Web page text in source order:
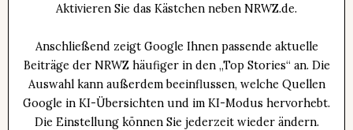
Aktivieren Sie das Kästchen neben NRWZ.de.
Anschließend zeigt Google Ihnen passende aktuelle
Beiträge der NRWZ häufiger in den „Top Stories“ an. Die
Auswahl kann außerdem beeinflussen, welche Quellen
Google in KI-Übersichten und im KI-Modus hervorhebt.
Die Einstellung können Sie jederzeit wieder ändern.